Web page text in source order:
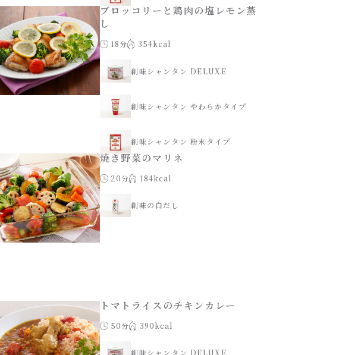
ブロッコリーと鶏肉の塩レモン蒸
し
18分 354kcal
創味シャンタン DELUXE
創味シャンタン やわらかタイプ
創味シャンタン 粉末タイプ
焼き野菜のマリネ
20分 184kcal
創味の白だし
トマトライスのチキンカレー
50分 390kcal
創味シャンタン DELUXE